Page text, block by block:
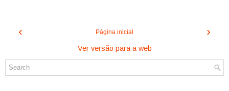
‹ ›
Página inicial
Ver versão para a web